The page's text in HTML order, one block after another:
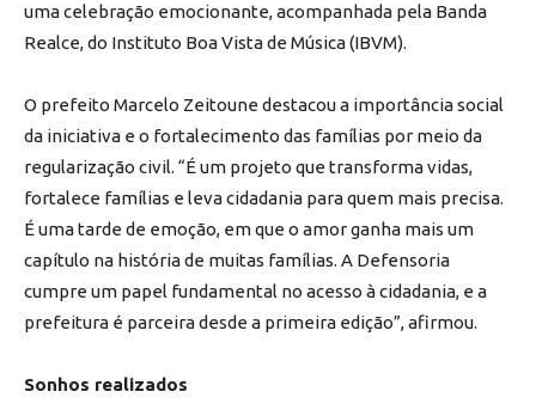
uma celebração emocionante, acompanhada pela Banda
Realce, do Instituto Boa Vista de Música (IBVM).
O prefeito Marcelo Zeitoune destacou a importância social
da iniciativa e o fortalecimento das famílias por meio da
regularização civil. “É um projeto que transforma vidas,
fortalece famílias e leva cidadania para quem mais precisa.
É uma tarde de emoção, em que o amor ganha mais um
capítulo na história de muitas famílias. A Defensoria
cumpre um papel fundamental no acesso à cidadania, e a
prefeitura é parceira desde a primeira edição”, afirmou.
Sonhos realizados